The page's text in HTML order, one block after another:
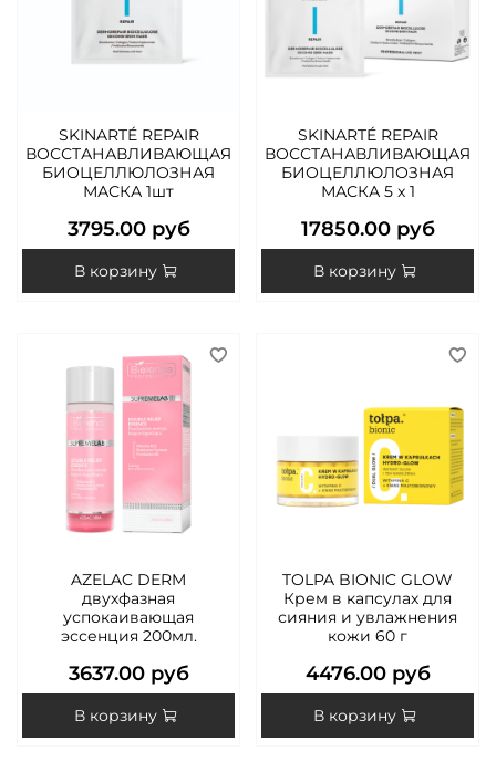
SKINARTÉ REPAIR
ВОССТАНАВЛИВАЮЩАЯ
БИОЦЕЛЛЮЛОЗНАЯ
МАСКА 1шт
3795.00 руб
В корзину
SKINARTÉ REPAIR
ВОССТАНАВЛИВАЮЩАЯ
БИОЦЕЛЛЮЛОЗНАЯ
МАСКА 5 x 1
17850.00 руб
В корзину
AZELAC DERM
двухфазная
успокаивающая
эссенция 200мл.
3637.00 руб
В корзину
TOLPA BIONIC GLOW
Крем в капсулах для
сияния и увлажнения
кожи 60 г
4476.00 руб
В корзину